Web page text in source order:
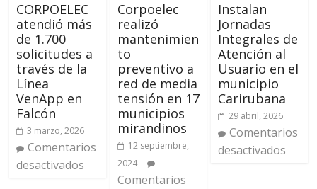
CORPOELEC
atendió más
de 1.700
solicitudes a
través de la
Línea
VenApp en
Falcón
3 marzo, 2026
Comentarios
desactivados
Corpoelec
realizó
mantenimien
to
preventivo a
red de media
tensión en 17
municipios
mirandinos
12 septiembre,
2024
Comentarios
Instalan
Jornadas
Integrales de
Atención al
Usuario en el
municipio
Carirubana
29 abril, 2026
Comentarios
desactivados